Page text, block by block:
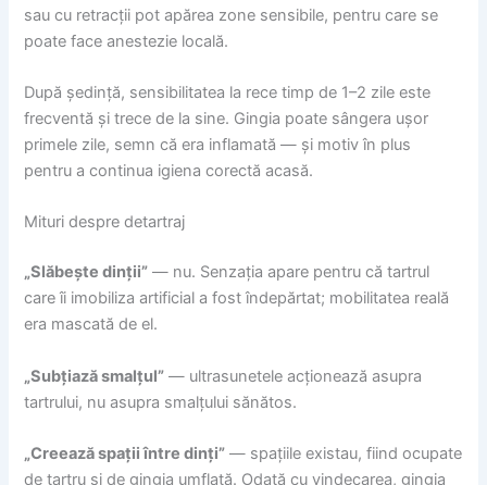
sau cu retracții pot apărea zone sensibile, pentru care se
poate face anestezie locală.
După ședință, sensibilitatea la rece timp de 1–2 zile este
frecventă și trece de la sine. Gingia poate sângera ușor
primele zile, semn că era inflamată — și motiv în plus
pentru a continua igiena corectă acasă.
Mituri despre detartraj
„Slăbește dinții” — nu. Senzația apare pentru că tartrul
care îi imobiliza artificial a fost îndepărtat; mobilitatea reală
era mascată de el.
„Subțiază smalțul” — ultrasunetele acționează asupra
tartrului, nu asupra smalțului sănătos.
„Creează spații între dinți” — spațiile existau, fiind ocupate
de tartru și de gingia umflată. Odată cu vindecarea, gingia